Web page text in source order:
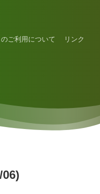
ご利用について リンク